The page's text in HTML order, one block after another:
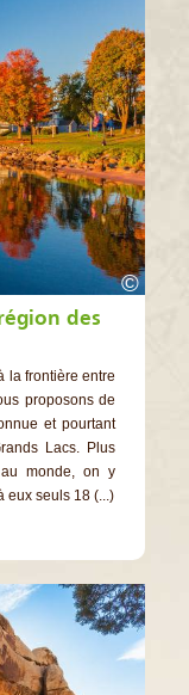
©
des
la frontière entre
proposons de
et pourtant
Lacs. Plus
monde, on y
eux seuls 18 (...)